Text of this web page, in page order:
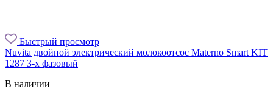
Быстрый просмотр
Nuvita двойной электрический молокоотсос Materno Smart KIT
1287 3-х фазовый
В наличии